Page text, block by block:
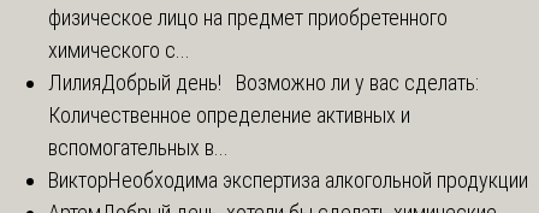
физическое лицо на предмет приобретенного
химического с...
ЛилияДобрый день! Возможно ли у вас сделать:
Количественное определение активных и
вспомогательных в...
ВикторНеобходима экспертиза алкогольной продукции